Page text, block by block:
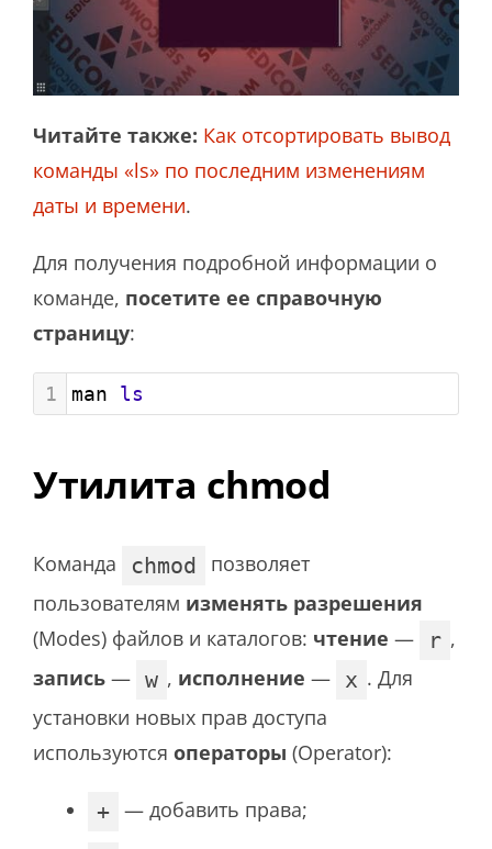
Читайте также: Как отсортировать вывод
команды «ls» по последним изменениям
даты и времени.
Для получения подробной информации о
команде, посетите ее справочную
страницу:
1 man ls
Утилита chmod
Команда chmod
позволяет
пользователям изменять разрешения
(Modes) файлов и каталогов: чтение — r ,
запись — w , исполнение — x . Для
установки новых прав доступа
используются операторы (Operator):
+ — добавить права;